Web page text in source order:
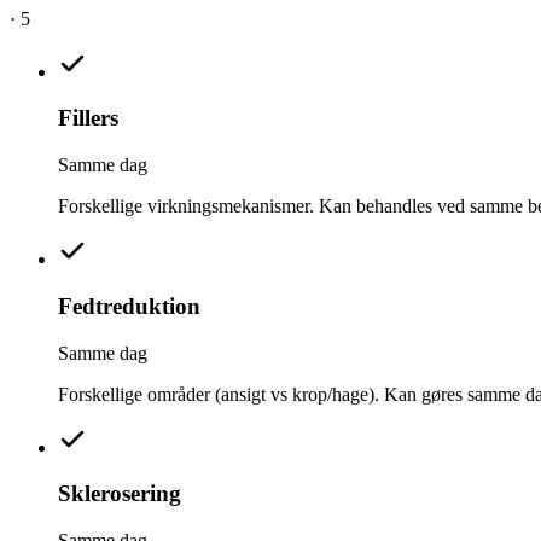
· 5
Fillers
Samme dag
Forskellige virkningsmekanismer. Kan behandles ved samme
Fedtreduktion
Samme dag
Forskellige områder (ansigt vs krop/hage). Kan gøres samme
Sklerosering